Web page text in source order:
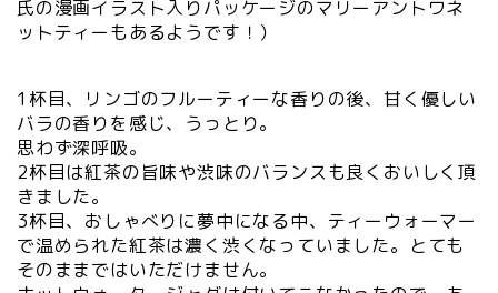
氏の漫画イラスト入りパッケージのマリーアントワネ
ットティーもあるようです！）
1杯目、リンゴのフルーティーな香りの後、甘く優しい
バラの香りを感じ、うっとり。
思わず深呼吸。
2杯目は紅茶の旨味や渋味のバランスも良くおいしく頂
きました。
3杯目、おしゃべりに夢中になる中、ティーウォーマー
で温められた紅茶は濃く渋くなっていました。とても
そのままではいただけません。